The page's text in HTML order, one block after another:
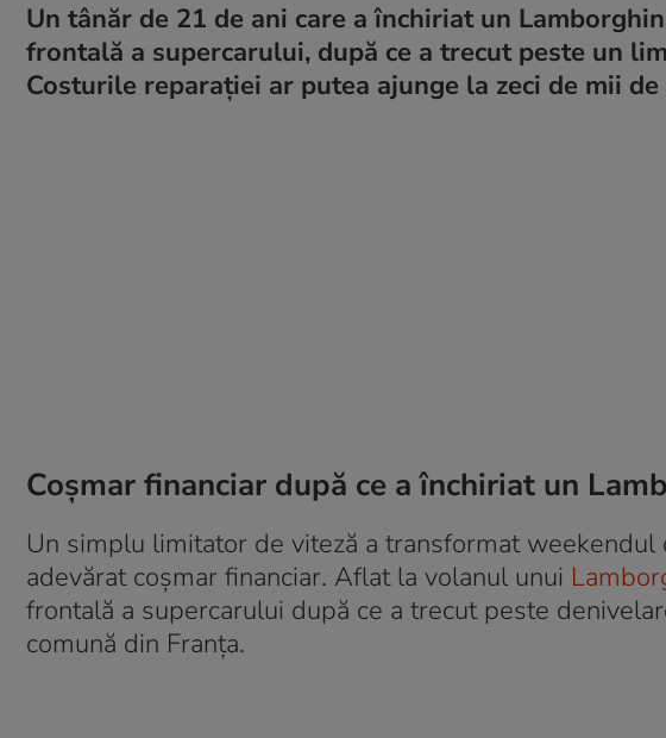
Un tânăr de 21 de ani care a închiriat un
frontală a supercarului, după ce a trecut peste un
Costurile reparației ar putea ajunge la zeci de mii
Coșmar financiar după ce a închiriat un
Un simplu limitator de viteză a transformat
adevărat coșmar financiar. Aflat la volanul unui
frontală a supercarului după ce a trecut peste
comună din Franța.